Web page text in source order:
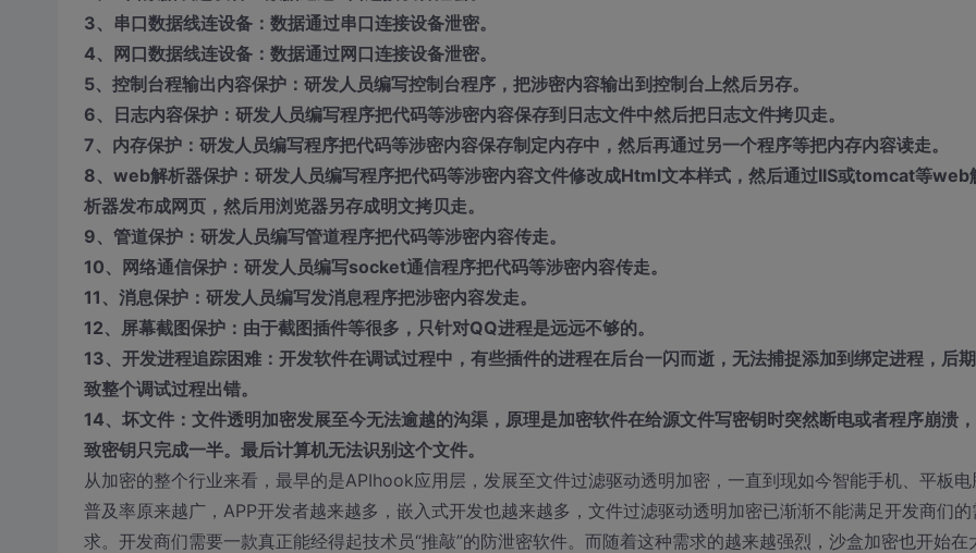
3、串口数据线连设备：数据通过串口连接设备泄密。
4、网口数据线连设备：数据通过网口连接设备泄密。
5、控制台程输出内容保护：研发人员编写控制台程序，把涉密内容输出到控制台上然后另存。
6、日志内容保护：研发人员编写程序把代码等涉密内容保存到日志文件中然后把日志文件拷贝走。
7、内存保护：研发人员编写程序把代码等涉密内容保存制定内存中，然后再通过另一个程序等把内存内容读走。
8、web解析器保护：研发人员编写程序把代码等涉密内容文件修改成Html文本样式，然后通过IIS或tomcat等web
析器发布成网页，然后用浏览器另存成明文拷贝走。
9、管道保护：研发人员编写管道程序把代码等涉密内容传走。
10、网络通信保护：研发人员编写socket通信程序把代码等涉密内容传走。
11、消息保护：研发人员编写发消息程序把涉密内容发走。
12、屏幕截图保护：由于截图插件等很多，只针对QQ进程是远远不够的。
13、开发进程追踪困难：开发软件在调试过程中，有些插件的进程在后台一闪而逝，无法捕捉添加到绑定进程，后
致整个调试过程出错。
14、坏文件：文件透明加密发展至今无法逾越的沟渠，原理是加密软件在给源文件写密钥时突然断电或者程序崩溃
致密钥只完成一半。最后计算机无法识别这个文件。
从加密的整个行业来看，最早的是APIhook应用层，发展至文件过滤驱动透明加密，一直到现如今智能手机、平板电
普及率原来越广，APP开发者越来越多，嵌入式开发也越来越多，文件过滤驱动透明加密已渐渐不能满足开发商们的
求。开发商们需要一款真正能经得起技术员“推敲”的防泄密软件。而随着这种需求的越来越强烈，沙盒加密也开始在